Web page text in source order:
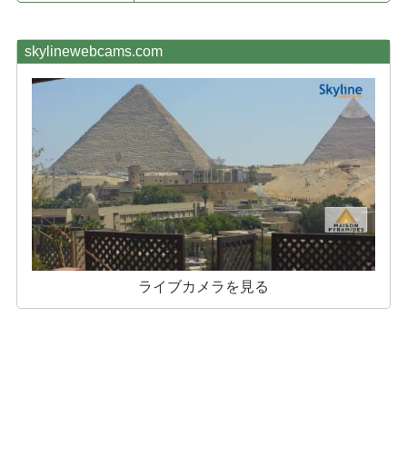
skylinewebcams.com
ライブカメラを見る